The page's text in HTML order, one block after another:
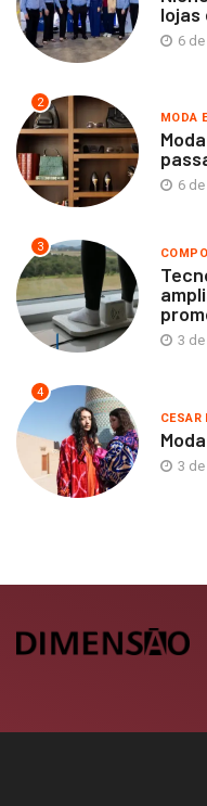
lojas
6
2
MODA
6
3
3
4
CESAR
3